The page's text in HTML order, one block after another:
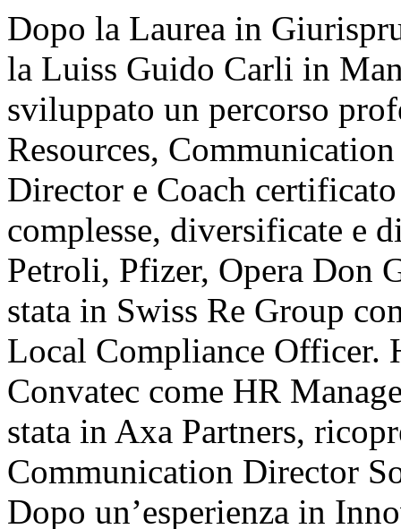
Dopo la Laurea in
la Luiss Guido Carli in
sviluppato un percorso
Resources,
Director e Coach
complesse, diversificate e
Petroli, Pfizer, Opera Don
stata in Swiss Re Group
Local Compliance Officer.
Convatec come HR
stata in Axa Partners,
Communication Director
Dopo un’esperienza in